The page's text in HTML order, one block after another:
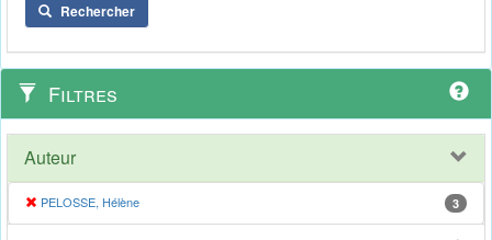
Rechercher
Filtres
Auteur
PELOSSE, Hélène 3